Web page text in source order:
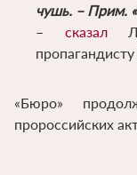
чушь. – Прим.
– сказал
пропагандисту
«Бюро»
пророссийских